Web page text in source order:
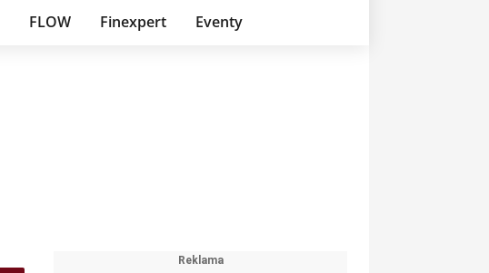
FLOW Finexpert Eventy